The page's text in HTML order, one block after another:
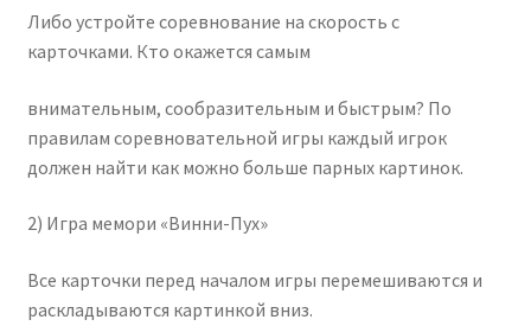
Либо устройте соревнование на скорость с
карточками. Кто окажется самым
внимательным, сообразительным и быстрым? По
правилам соревновательной игры каждый игрок
должен найти как можно больше парных картинок.
2) Игра мемори «Винни-Пух»
Все карточки перед началом игры перемешиваются и
раскладываются картинкой вниз.